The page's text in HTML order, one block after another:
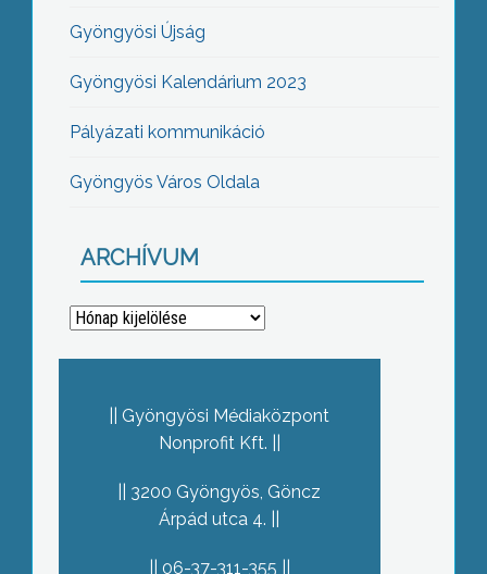
Gyöngyösi Újság
Gyöngyösi Kalendárium 2023
Pályázati kommunikáció
Gyöngyös Város Oldala
ARCHÍVUM
Archívum
Gyöngyösi Médiaközpont
Nonprofit Kft.
3200 Gyöngyös, Göncz
Árpád utca 4.
06-37-311-355